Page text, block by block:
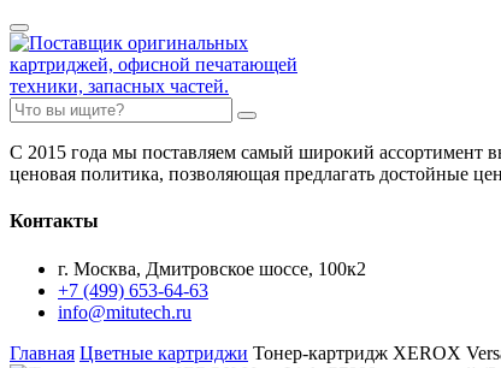
С 2015 года мы поставляем самый широкий ассортимент
ценовая политика, позволяющая предлагать достойные
Контакты
г. Москва, Дмитровское шоссе, 100к2
+7 (499) 653-64-63
info@mitutech.ru
Главная Цветные картриджи Тонер-картридж XEROX